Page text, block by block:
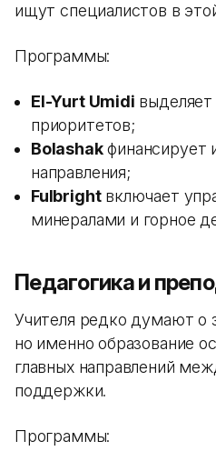
ищут специалистов в
Программы:
El-Yurt Umidi
приоритетов;
Bolashakфинансирует
направления;
Fulbrightвключает
минералами и горное
Педагогика и
Учителя редко думают о
но именно образование
главных направлений
поддержки.
Программы: